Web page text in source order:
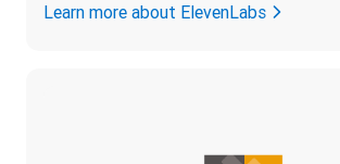
Learn more about ElevenLabs